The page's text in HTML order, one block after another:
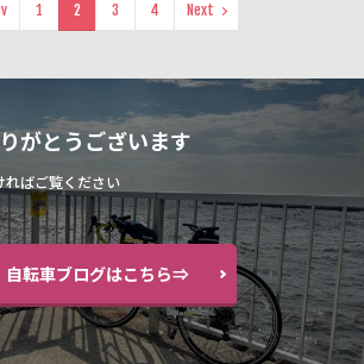
1 2 3 4 Next
がとうございます
ればご覧ください
自転車ブログはこちら⇒